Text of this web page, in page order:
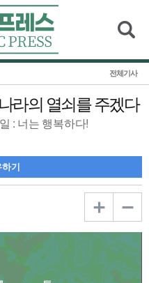
전체기사
라의 열쇠를 주겠다
: 너는 행복하다!
기
검색